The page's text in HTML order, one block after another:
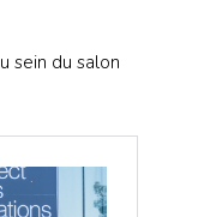
sein du salon